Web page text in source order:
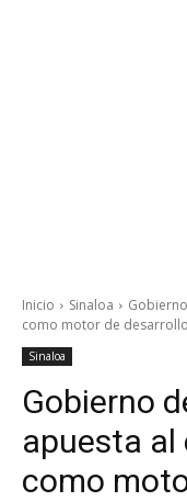
Inicio Sinaloa
como motor de desarrollo
Sinaloa
Gobierno
apuesta
como